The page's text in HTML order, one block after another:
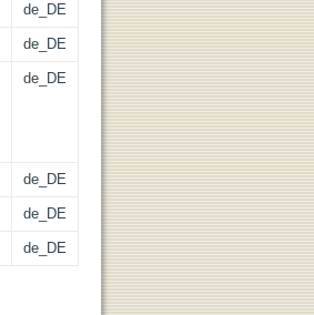
de_DE
de_DE
de_DE
de_DE
de_DE
de_DE